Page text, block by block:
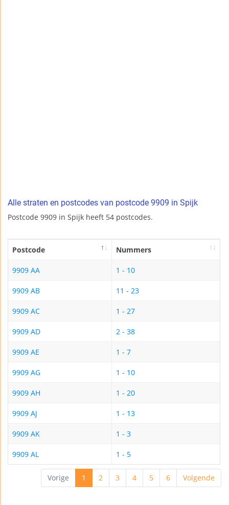
Alle straten en postcodes van postcode 9909 in Spijk
Postcode 9909 in Spijk heeft 54 postcodes.
Postcode Nummers
9909 AA 1 - 10
9909 AB 11 - 23
9909 AC 1 - 27
9909 AD 2 - 38
9909 AE 1 - 7
9909 AG 1 - 10
9909 AH 1 - 20
9909 AJ 1 - 13
9909 AK 1 - 3
9909 AL 1 - 5
Vorige 1 2 3 4 5 6 Volgende